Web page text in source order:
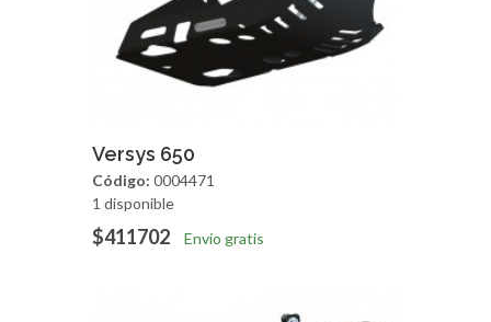
Agregar
Versys 650
Código: 0004471
1 disponible
$411702 Envío gratis